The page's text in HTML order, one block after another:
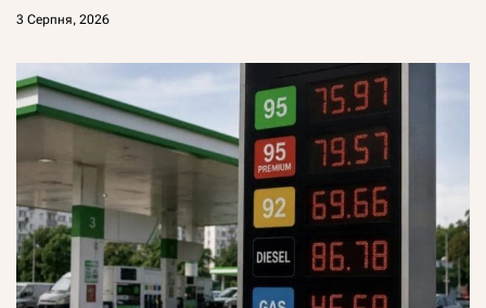
3 Серпня, 2026